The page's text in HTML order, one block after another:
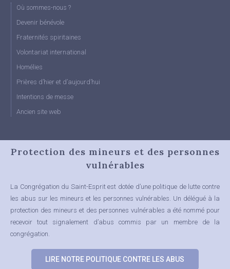
Où sommes-nous ?
Devenir bénévole
Fraternités spiritaines
Volontariat international
Homélies
Prières d’hier et d’aujourd’hui
Intentions de messe
Ancien site web
Protection des mineurs et des personnes
vulnérables
La Congrégation du Saint-Esprit est dotée d’une politique de lutte contre
les abus sur les mineurs et les personnes vulnérables. Un délégué à la
protection des mineurs et des personnes vulnérables a été nommé pour
recevoir tout signalement d’abus commis par un membre de la
congrégation.
LIRE NOTRE POLITIQUE CONTRE LES ABUS